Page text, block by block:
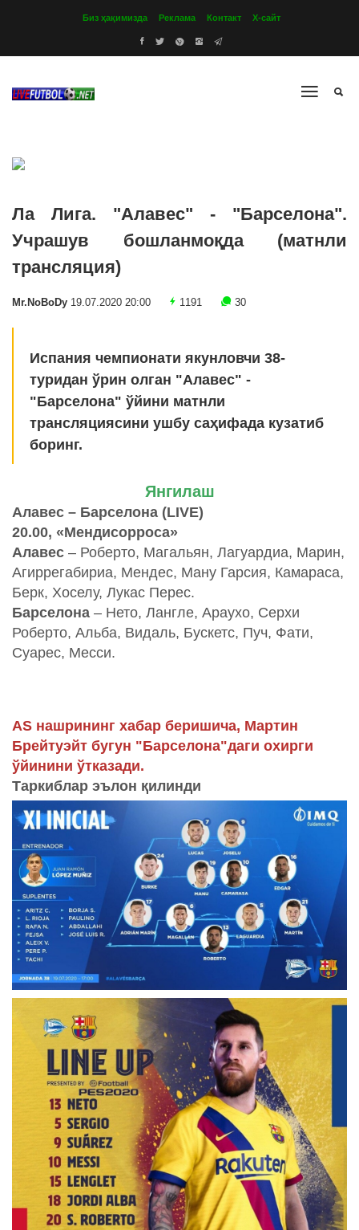
Биз ҳақимизда Реклама Контакт Х-сайт
Ла Лига. "Алавес" - "Барселона".
Учрашув бошланмоқда (матнли
трансляция)
Mr.NoBoDy 19.07.2020 20:00 1191 30
Испания чемпионати якунловчи 38-
туридан ўрин олган "Алавес" -
"Барселона" ўйини матнли
трансляциясини ушбу саҳифада кузатиб
боринг.
Янгилаш
Алавес – Барселона (LIVE)
20.00, «Мендисорроса»
Алавес – Роберто, Магальян, Лагуардиа, Марин,
Агиррегабириа, Мендес, Ману Гарсия, Камараса,
Берк, Хоселу, Лукас Перес.
Барселона – Нето, Лангле, Араухо, Серхи
Роберто, Альба, Видаль, Бускетс, Пуч, Фати,
Суарес, Месси.
AS нашрининг хабар беришича, Мартин
Брейтуэйт бугун "Барселона"даги охирги
ўйинини ўтказади.
Таркиблар эълон қилинди